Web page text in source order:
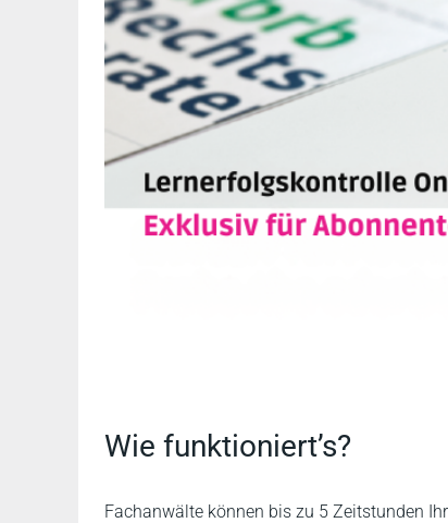
Wie funktioniert’s?
Fachanwälte können bis zu 5 Zeitstunden